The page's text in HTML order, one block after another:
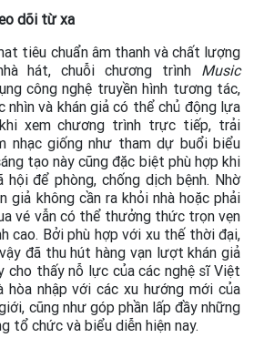
dõi từ xa
tiêu chuẩn âm thanh và chất lượng
hát, chuỗi chương trình Music
công nghệ truyền hình tương tác,
nhìn và khán giả có thể chủ động lựa
xem chương trình trực tiếp, trải
nhạc giống như tham dự buổi biểu
tạo này cũng đặc biệt phù hợp khi
để phòng, chống dịch bệnh. Nhờ
giả không cần ra khỏi nhà hoặc phải
vé vẫn có thể thưởng thức trọn vẹn
cao. Bởi phù hợp với xu thế thời đại,
đã thu hút hàng vạn lượt khán giả
cho thấy nỗ lực của các nghệ sĩ Việt
nhập với các xu hướng mới của
cũng như góp phần lấp đầy những
tổ chức và biểu diễn hiện nay.